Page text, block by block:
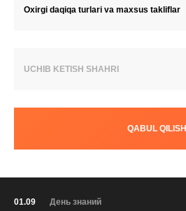
Oxirgi daqiqa turlari va maxsus takliflar
UCHIB KETISH SHAHRI
QABUL QILISH
01.09 День знаний